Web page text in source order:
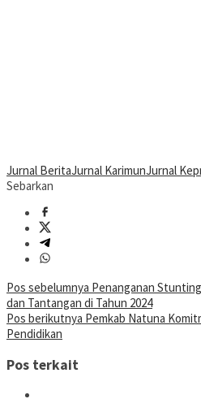
Jurnal BeritaJurnal KarimunJurnal
Sebarkan
Navigasi
pos
Pos sebelumnya Penanganan
dan Tantangan di Tahun 2024
Pos berikutnya Pemkab Natuna
Pendidikan
Pos terkait